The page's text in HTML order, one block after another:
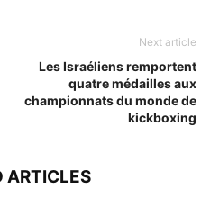
Next article
Les Israéliens remportent
quatre médailles aux
championnats du monde de
kickboxing
ARTICLES